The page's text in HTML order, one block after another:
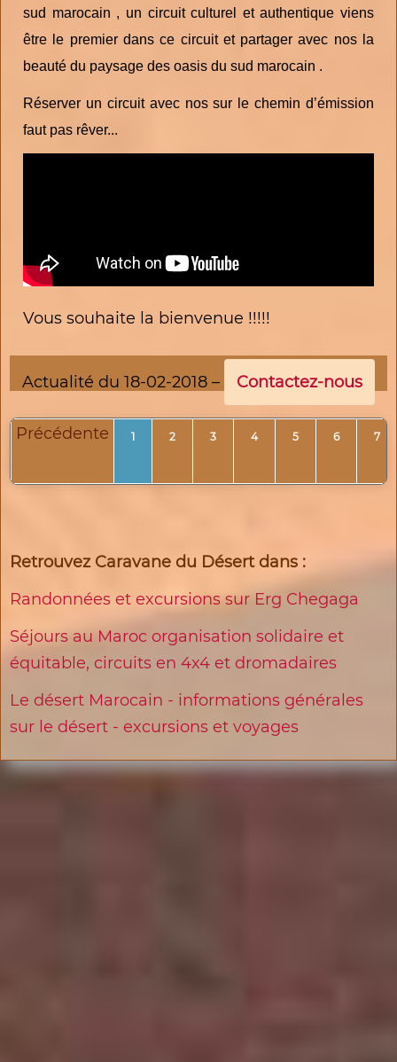
sud marocain , un circuit culturel et authentique viens
être le premier dans ce circuit et partager avec nos la
beauté du paysage des oasis du sud marocain .
Réserver un circuit avec nos sur le chemin d’émission
faut pas rêver...
Vous souhaite la bienvenue !!!!!
Actualité du 18-02-2018 – Contactez-nous
Précédente 1 2 3 4 5 6 7
Retrouvez Caravane du Désert dans :
Randonnées et excursions sur Erg Chegaga
Séjours au Maroc organisation solidaire et
équitable, circuits en 4x4 et dromadaires
Le désert Marocain - informations générales
sur le désert - excursions et voyages